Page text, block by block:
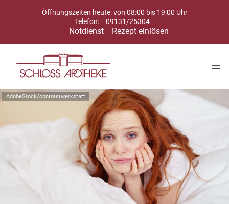
Öffnungszeiten heute: von 08:00 bis 19:00 Uhr
Telefon:
09131/25304
Notdienst Rezept einlösen
AdobeStock/contrastwerkstatt